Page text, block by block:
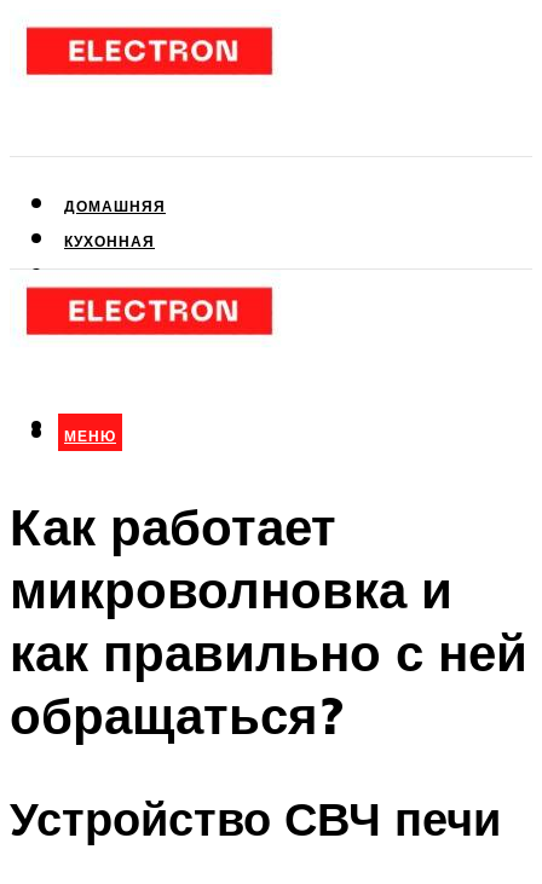
ДОМАШНЯЯ
КУХОННАЯ
КЛИМАТИЧЕСКАЯ
МЕНЮ
МЕНЮ
Как работает
микроволновка и
как правильно с ней
обращаться?
Устройство СВЧ печи